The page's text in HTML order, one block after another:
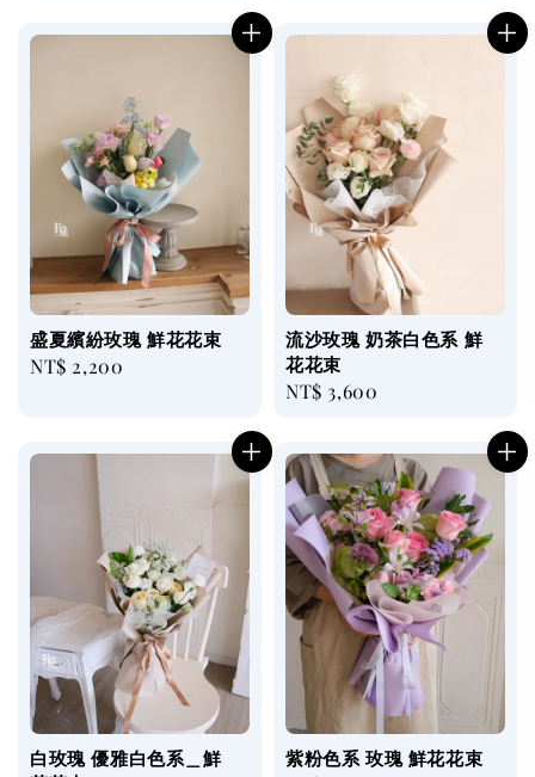
盛夏繽紛玫瑰 鮮花花束
Regular
NT$ 2,200
流沙玫瑰 奶茶白色系 鮮
花花束
Regular
NT$ 3,600
白玫瑰 優雅白色系＿鮮
紫粉色系 玫瑰 鮮花花束